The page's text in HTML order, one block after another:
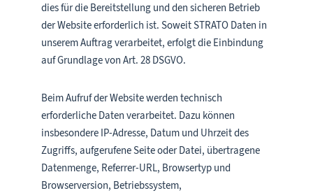
dies für die Bereitstellung und den sicheren Betrieb
der Website erforderlich ist. Soweit STRATO Daten in
unserem Auftrag verarbeitet, erfolgt die Einbindung
auf Grundlage von Art. 28 DSGVO.
Beim Aufruf der Website werden technisch
erforderliche Daten verarbeitet. Dazu können
insbesondere IP-Adresse, Datum und Uhrzeit des
Zugriffs, aufgerufene Seite oder Datei, übertragene
Datenmenge, Referrer-URL, Browsertyp und
Browserversion, Betriebssystem,